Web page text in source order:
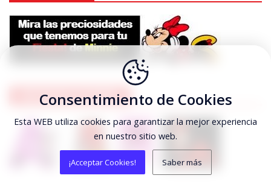
ABECEDARIOS DE MINNIE
Consentimiento de Cookies
Esta WEB utiliza cookies para garantizar la mejor experiencia
en nuestro sitio web.
¡Acceptar Cookies! Saber más